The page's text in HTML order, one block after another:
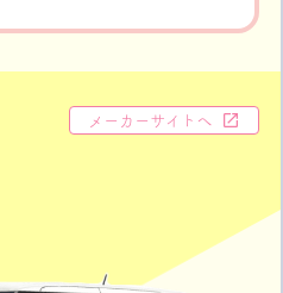
メーカーサイトへ